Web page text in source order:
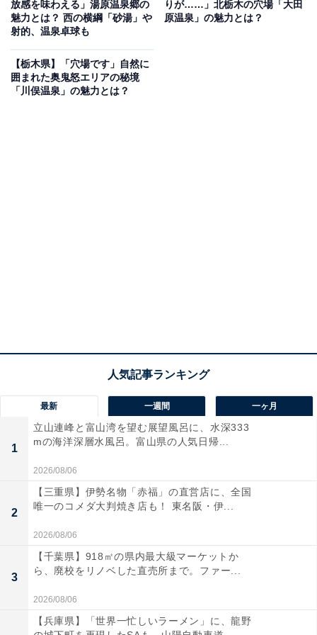
醐味（だいごみ）のひとつです。
湯原温泉郷周辺にある旅館・ホテルを楽天トラベルで見る
奥津温泉（写真はイメージです）
放感を味わえる」湯原温泉郷の
魅力とは？ 西の横綱「砂湯」や
射的、温泉卓球も
りが……」北栃木の穴場「大田
原温泉」の魅力とは？
【栃木県】「穴場です」自然に
囲まれた奥鬼怒エリアの秘境
「川俣温泉」の魅力とは？
最新 一週間 一ヶ月
1
立山連峰と富山湾を望む展望風呂に、水深333
mの海洋深層水風呂。富山県の人気日帰...
2026/08/06
2
【三重県】伊勢名物「赤福」の直営店に、全国
唯一のコメダ大判焼き店も！ 東名阪・伊...
2026/08/06
3
【千葉県】918㎡の県内最大級マーケットか
ら、廃校をリノベした直売所まで。ファー...
2026/08/06
【兵庫県】「世界一忙しいラーメン」に、龍野